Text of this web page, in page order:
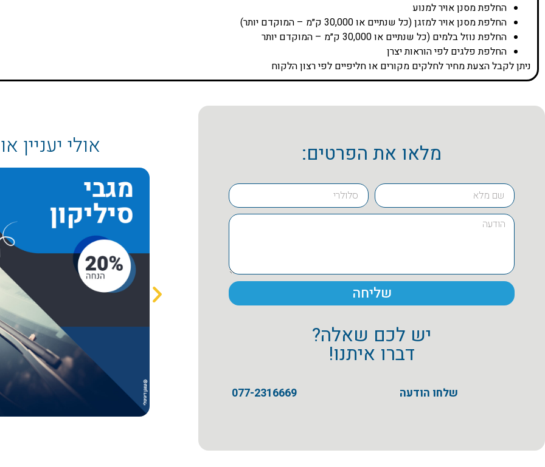
החלפת מסנן אויר למנוע
החלפת מסנן אויר למזגן (כל שנתיים או 30,000 ק״מ – המוקדם יותר)
החלפת נוזל בלמים (כל שנתיים או 30,000 ק״מ – המוקדם יותר
החלפת פלגים לפי הוראות יצרן
ניתן לקבל הצעת מחיר לחלקים מקורים או חליפיים לפי רצון הלקוח
מלאו את הפרטים:
שליחה
יש לכם שאלה?
דברו איתנו!
שלחו הודעה 077-2316669
אולי יעניין